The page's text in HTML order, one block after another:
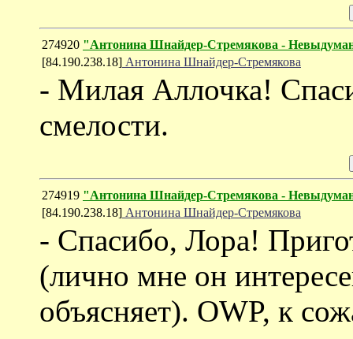
274920 "Антонина Шнайдер-Стремякова -
[84.190.238.18] Антонина Шнайдер-Стремякова
- Милая Аллочка!
смелости.
274919 "Антонина Шнайдер-Стремякова -
[84.190.238.18] Антонина Шнайдер-Стремякова
- Спасибо, Лора!
(лично мне он
объясняет). OWP, к